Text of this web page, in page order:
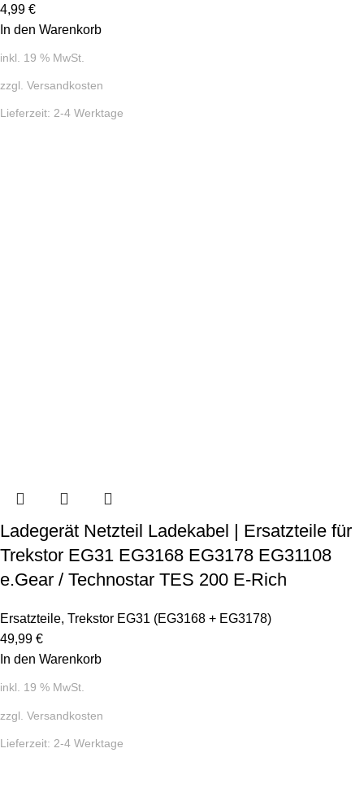
4,99 €
In den Warenkorb
inkl. 19 % MwSt.
zzgl. Versandkosten
Lieferzeit: 2-4 Werktage
Ladegerät Netzteil Ladekabel | Ersatzteile für
Trekstor EG31 EG3168 EG3178 EG31108
e.Gear / Technostar TES 200 E-Rich
Ersatzteile, Trekstor EG31 (EG3168 + EG3178)
49,99 €
In den Warenkorb
inkl. 19 % MwSt.
zzgl. Versandkosten
Lieferzeit: 2-4 Werktage